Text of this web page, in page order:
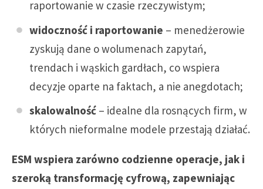
raportowanie w czasie rzeczywistym;
widoczność i raportowanie – menedżerowie
zyskują dane o wolumenach zapytań,
trendach i wąskich gardłach, co wspiera
decyzje oparte na faktach, a nie anegdotach;
skalowalność – idealne dla rosnących firm, w
których nieformalne modele przestają działać.
ESM wspiera zarówno codzienne operacje, jak i
szeroką transformację cyfrową, zapewniając